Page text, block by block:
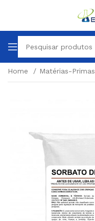
Home Matérias-Primas